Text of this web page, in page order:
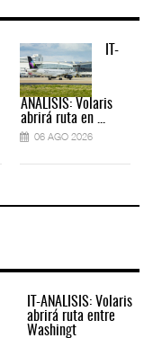
IT-
ANÁLISIS: Volaris
abrirá ruta en ...
06 AGO 2026
IT-ANÁLISIS: Volaris
abrirá ruta entre
Washingt